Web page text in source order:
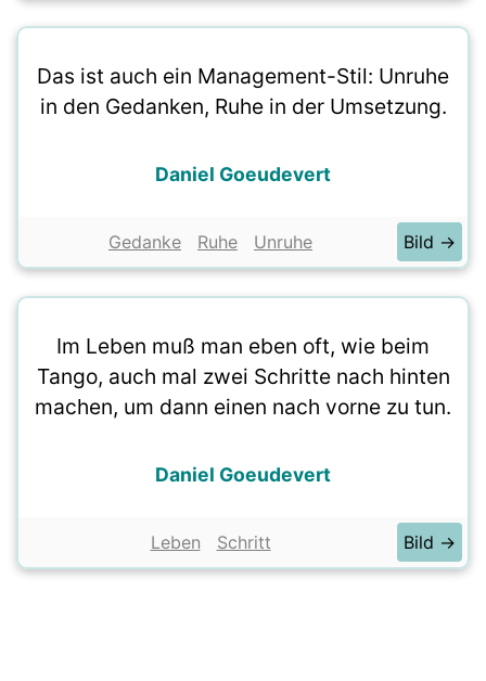
Das ist auch ein Management-Stil: Unruhe
in den Gedanken, Ruhe in der Umsetzung.
Daniel Goeudevert
Gedanke Ruhe Unruhe Bild →
Im Leben muß man eben oft, wie beim
Tango, auch mal zwei Schritte nach hinten
machen, um dann einen nach vorne zu tun.
Daniel Goeudevert
Leben Schritt Bild →